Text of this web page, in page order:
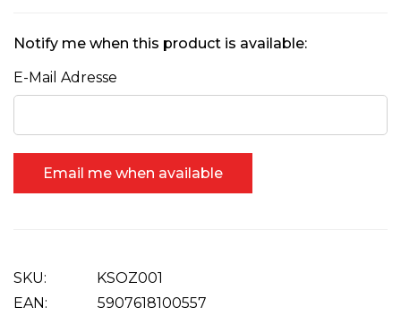
Notify me when this product is available:
E-Mail Adresse
Email me when available
SKU
KSOZ001
EAN:
5907618100557